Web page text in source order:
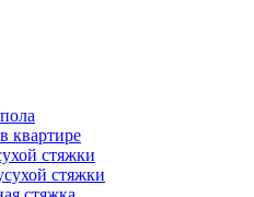
квартире
стяжки
стяжки